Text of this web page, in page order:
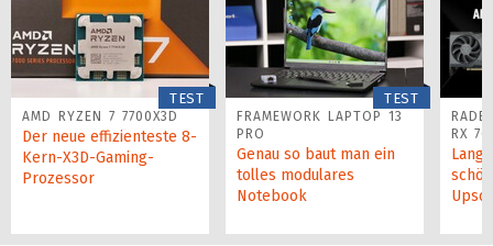
TEST
AMD RYZEN 7 7700X3D
Der neue effizienteste 8-
Kern-X3D-Gaming-
Prozessor
TEST
FRAMEWORK LAPTOP 13
PRO
Genau so baut man ein
tolles modulares
Notebook
RX